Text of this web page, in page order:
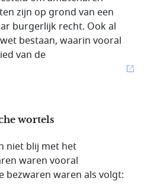
zijn op grond van een
burgerlijk recht. Ook al
bestaan, waarin vooral
van de
wortels
niet blij met het
waren vooral
bezwaren waren als volgt: